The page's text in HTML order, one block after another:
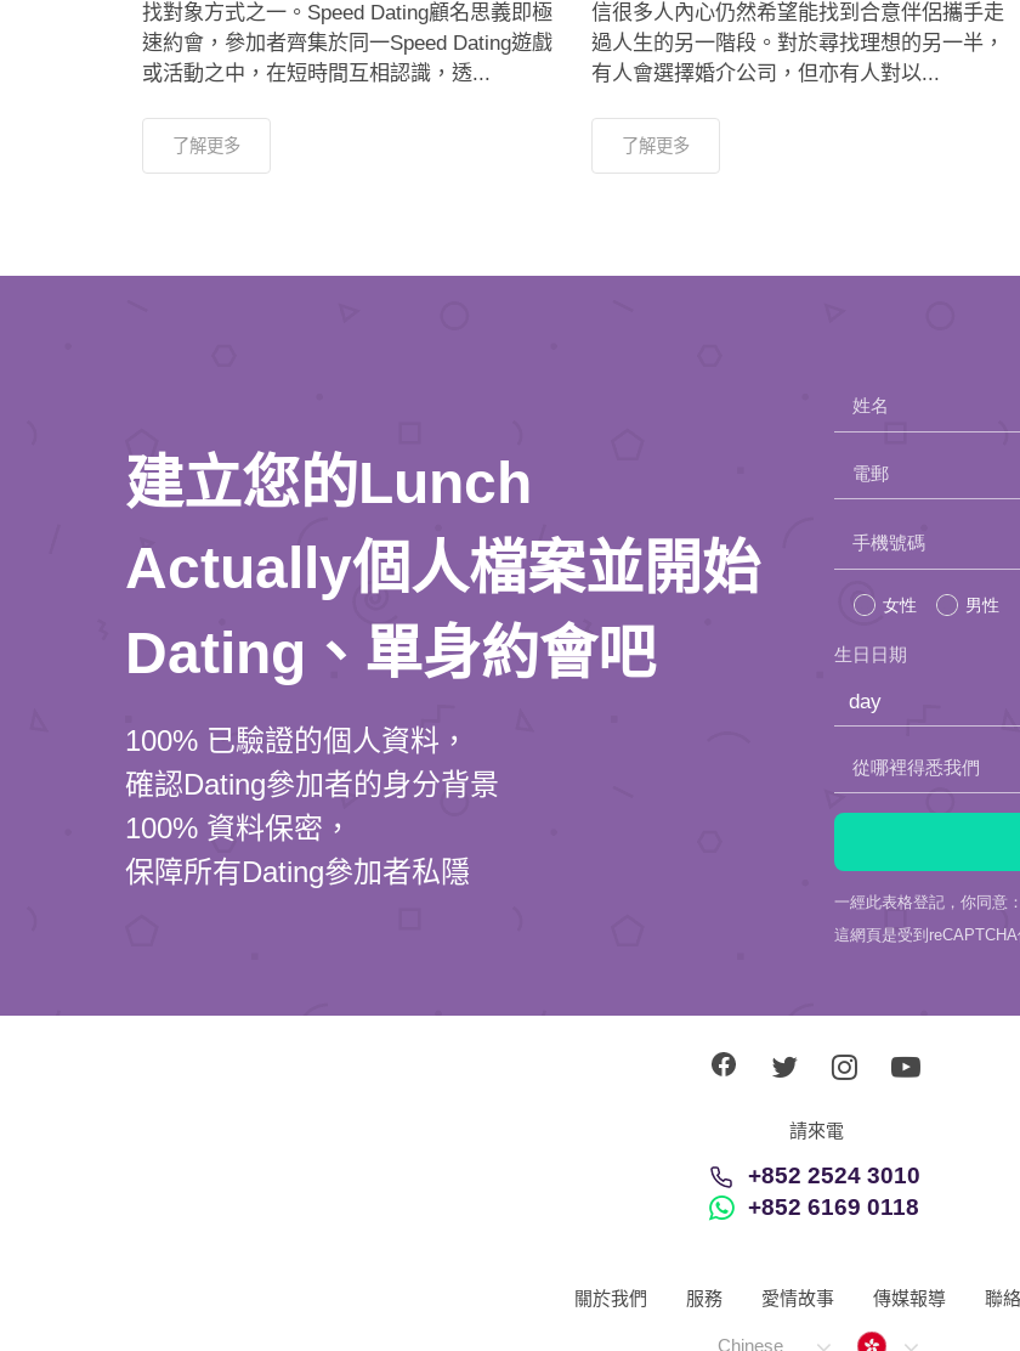
找對象方式之一。Speed Dating顧名思義即極
速約會，參加者齊集於同一Speed Dating遊戲
或活動之中，在短時間互相認識，透...
了解更多
信很多人內心仍然希望能找到合意伴侶攜手走
過人生的另一階段。對於尋找理想的另一半，
有人會選擇婚介公司，但亦有人對以...
了解更多
建立您的Lunch
Actually個人檔案並開始
Dating、單身約會吧
100% 已驗證的個人資料，
確認Dating參加者的身分背景
100% 資料保密，
保障所有Dating參加者私隱
姓名
電郵
Please
field
empty.
手機號碼
女性 男性
生日日期
從哪裡得悉我們
一經此表格登記，你同意
這網頁是受到reCAPTCHA
請來電
+852 2524 3010
+852 6169 0118
關於我們 服務 愛情故事 傳媒報導 聯
Chinese Hong Kong